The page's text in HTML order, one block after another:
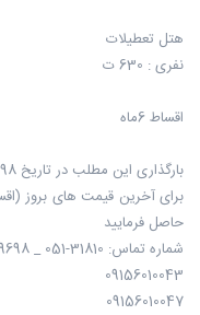
هتل تعطیلات
نفری : 630 ت
اقساط 6ماه
بارگذاری این مطلب در تاریخ 1398 انجام شده
برای آخرین قیمت های بروز
حاصل فرمایید
شماره تماس: 31810-051 _ 05138559698 داخلی 3
09156010043
09156010047